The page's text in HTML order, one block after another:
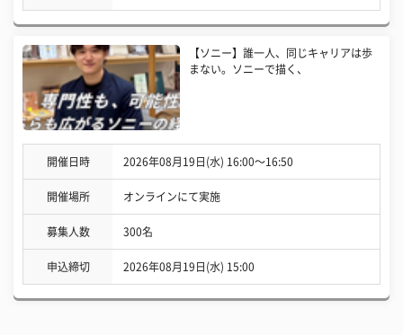
【ソニー】誰一人、同じキャリアは歩
まない。ソニーで描く、
開催日時 2026年08月19日(水) 16:00〜16:50
開催場所 オンラインにて実施
募集人数 300名
申込締切 2026年08月19日(水) 15:00